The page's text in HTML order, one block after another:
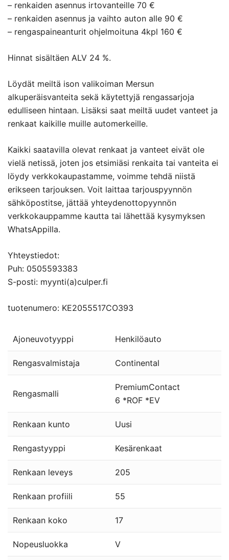
– renkaiden asennus irtovanteille 70 €
– renkaiden asennus ja vaihto auton alle 90 €
– rengaspaineanturit ohjelmoituna 4kpl 160 €
Hinnat sisältäen ALV 24 %.
Löydät meiltä ison valikoiman Mersun
alkuperäisvanteita sekä käytettyjä rengassarjoja
edulliseen hintaan. Lisäksi saat meiltä uudet vanteet ja
renkaat kaikille muille automerkeille.
Kaikki saatavilla olevat renkaat ja vanteet eivät ole
vielä netissä, joten jos etsimiäsi renkaita tai vanteita ei
löydy verkkokaupastamme, voimme tehdä niistä
erikseen tarjouksen. Voit laittaa tarjouspyynnön
sähköpostitse, jättää yhteydenottopyynnön
verkkokauppamme kautta tai lähettää kysymyksen
WhatsAppilla.
Yhteystiedot:
Puh: 0505593383
S-posti: myynti(a)culper.fi
tuotenumero: KE2055517CO393
Ajoneuvotyyppi Henkilöauto
Rengasvalmistaja Continental
Rengasmalli
PremiumContact
6 *ROF *EV
Renkaan kunto Uusi
Rengastyyppi Kesärenkaat
Renkaan leveys 205
Renkaan profiili 55
Renkaan koko 17
Nopeusluokka V